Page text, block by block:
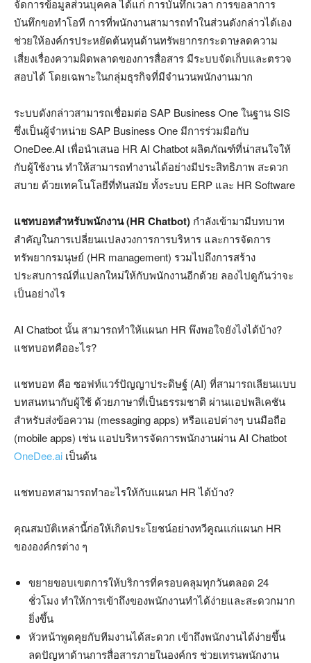
จัดการข้อมูลส่วนบุคคล ได้แก่ การบันทึกเวลา การขอลาการ
บันทึกขอทำโอที การที่พนักงานสามารถทำในส่วนดังกล่าวได้เอง
ช่วยให้องค์กรประหยัดต้นทุนด้านทรัพยากรกระดาษลดความ
เสี่ยงเรื่องความผิดพลาดของการสื่อสาร มีระบบจัดเก็บและตรวจ
สอบได้ โดยเฉพาะในกลุ่มธุรกิจที่มีจำนวนพนักงานมาก
ระบบดังกล่าวสามารถเชื่อมต่อ SAP Business One ในฐาน SIS
ซึ่งเป็นผู้จำหน่าย SAP Business One มีการร่วมมือกับ
OneDee.AI เพื่อนำเสนอ HR AI Chatbot ผลิตภัณฑ์ที่น่าสนใจให้
กับผู้ใช้งาน ทำให้สามารถทำงานได้อย่างมีประสิทธิภาพ สะดวก
สบาย ด้วยเทคโนโลยีที่ทันสมัย ทั้งระบบ ERP และ HR Software
แชทบอทสำหรับพนักงาน(HR Chatbot) กำลังเข้ามามีบทบาท
สำคัญในการเปลี่ยนแปลงวงการการบริหาร และการจัดการ
ทรัพยากรมนุษย์ (HR management) รวมไปถึงการสร้าง
ประสบการณ์ที่แปลกใหม่ให้กับพนักงานอีกด้วย ลองไปดูกันว่าจะ
เป็นอย่างไร
AI Chatbot นั้น สามารถทำให้แผนก HR พึงพอใจยังไงได้บ้าง?
แชทบอทคืออะไร?
แชทบอท คือ ซอฟท์แวร์ปัญญาประดิษฐ์ (AI) ที่สามารถเลียนแบบ
บทสนทนากับผู้ใช้ ด้วยภาษาที่เป็นธรรมชาติ ผ่านแอปพลิเคชัน
สำหรับส่งข้อความ (messaging apps) หรือแอปต่างๆ บนมือถือ
(mobile apps) เช่น แอปบริหารจัดการพนักงานผ่าน AI Chatbot
OneDee.ai เป็นต้น
แชทบอทสามารถทำอะไรให้กับแผนก HR ได้บ้าง?
คุณสมบัติเหล่านี้ก่อให้เกิดประโยชน์อย่างทวีคูณแก่แผนก HR
ขององค์กรต่าง ๆ
ขยายขอบเขตการให้บริการที่ครอบคลุมทุกวันตลอด 24
ชั่วโมง ทำให้การเข้าถึงของพนักงานทำได้ง่ายและสะดวกมาก
ยิ่งขึ้น
หัวหน้าพูดคุยกับทีมงานได้สะดวก เข้าถึงพนักงานได้ง่ายขึ้น
ลดปัญหาด้านการสื่อสารภายในองค์กร ช่วยเทรนพนักงาน